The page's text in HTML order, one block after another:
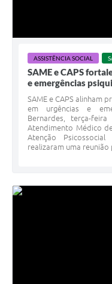
ASSISTÊNCIA SOCIAL
SAME e CAPS
e emergências
SAME e CAPS alinham
em urgências e
Bernardes, terça-
Atendimento Médico
Atenção
realizaram uma reunião